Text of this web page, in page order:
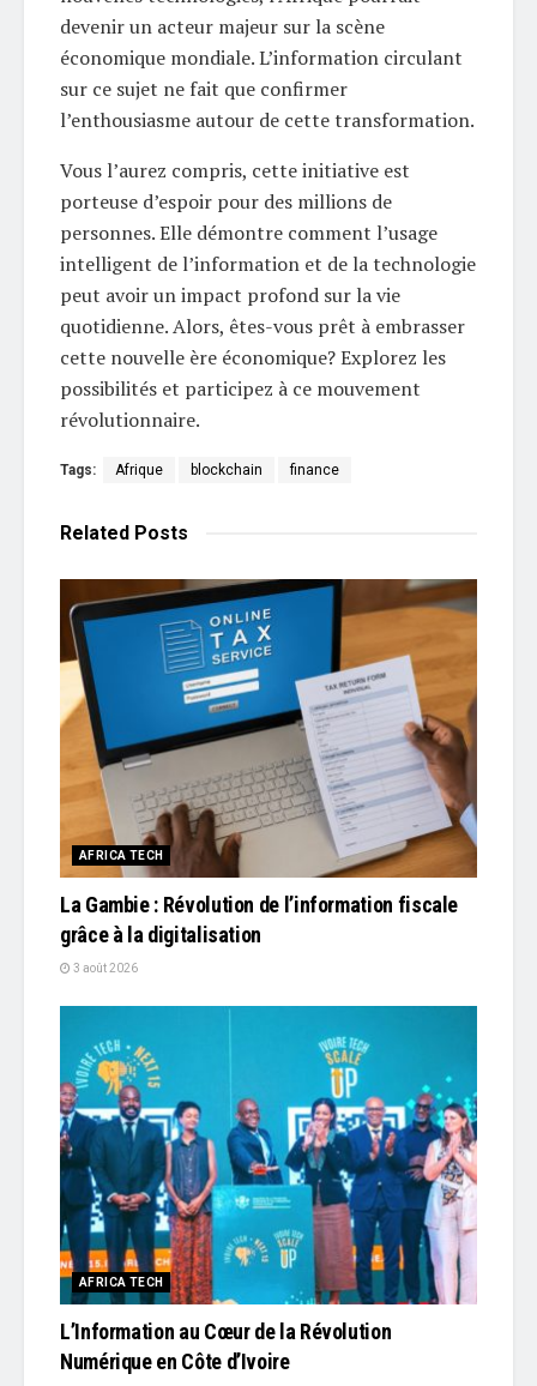
devenir un acteur majeur sur la scène
économique mondiale. L’information circulant
sur ce sujet ne fait que confirmer
l’enthousiasme autour de cette transformation.
Vous l’aurez compris, cette initiative est
porteuse d’espoir pour des millions de
personnes. Elle démontre comment l’usage
intelligent de l’information et de la technologie
peut avoir un impact profond sur la vie
quotidienne. Alors, êtes-vous prêt à embrasser
cette nouvelle ère économique? Explorez les
possibilités et participez à ce mouvement
révolutionnaire.
Tags: Afrique blockchain finance
Related Posts
AFRICA TECH
La Gambie : Révolution de l’information fiscale
grâce à la digitalisation
3 août 2026
AFRICA TECH
L’Information au Cœur de la Révolution
Numérique en Côte d’Ivoire